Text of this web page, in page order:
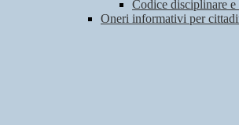
Codice disciplinare
Oneri informativi per